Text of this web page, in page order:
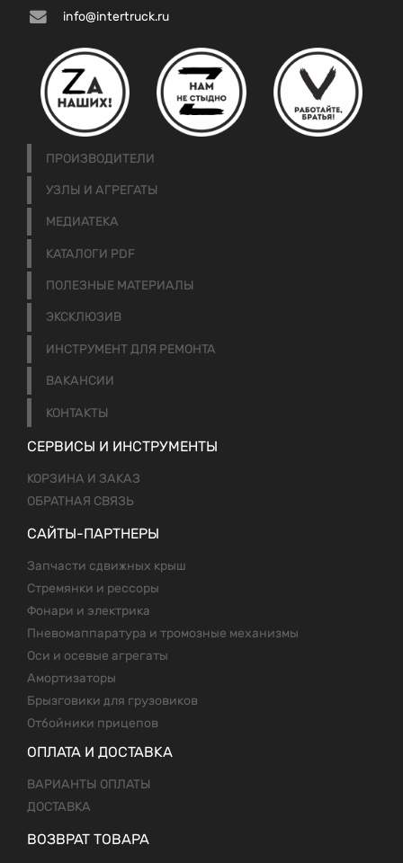
info@intertruck.ru
ПРОИЗВОДИТЕЛИ
УЗЛЫ И АГРЕГАТЫ
МЕДИАТЕКА
КАТАЛОГИ PDF
ПОЛЕЗНЫЕ МАТЕРИАЛЫ
ЭКСКЛЮЗИВ
ИНСТРУМЕНТ ДЛЯ РЕМОНТА
ВАКАНСИИ
КОНТАКТЫ
СЕРВИСЫ И ИНСТРУМЕНТЫ
КОРЗИНА И ЗАКАЗ
ОБРАТНАЯ СВЯЗЬ
САЙТЫ-ПАРТНЕРЫ
Запчасти сдвижных крыш
Стремянки и рессоры
Фонари и электрика
Пневомаппаратура и тромозные механизмы
Оси и осевые агрегаты
Амортизаторы
Брызговики для грузовиков
Отбойники прицепов
ОПЛАТА И ДОСТАВКА
ВАРИАНТЫ ОПЛАТЫ
ДОСТАВКА
ВОЗВРАТ ТОВАРА